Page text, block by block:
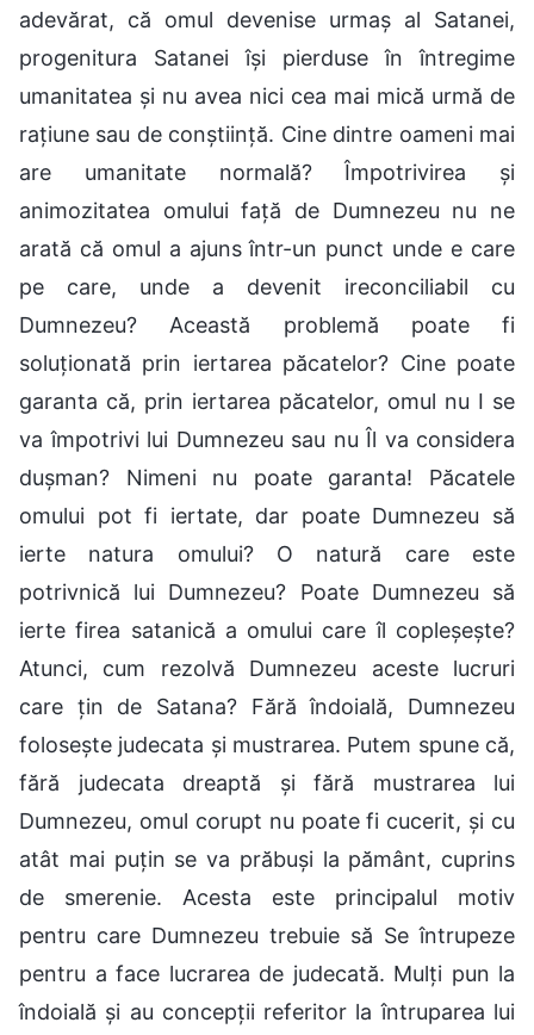
adevărat, că omul devenise urmaș al Satanei,
progenitura Satanei își pierduse în întregime
umanitatea și nu avea nici cea mai mică urmă de
rațiune sau de conștiință. Cine dintre oameni mai
are umanitate normală? Împotrivirea și
animozitatea omului față de Dumnezeu nu ne
arată că omul a ajuns într-un punct unde e care
pe care, unde a devenit ireconciliabil cu
Dumnezeu? Această problemă poate fi
soluționată prin iertarea păcatelor? Cine poate
garanta că, prin iertarea păcatelor, omul nu I se
va împotrivi lui Dumnezeu sau nu Îl va considera
dușman? Nimeni nu poate garanta! Păcatele
omului pot fi iertate, dar poate Dumnezeu să
ierte natura omului? O natură care este
potrivnică lui Dumnezeu? Poate Dumnezeu să
ierte firea satanică a omului care îl copleșește?
Atunci, cum rezolvă Dumnezeu aceste lucruri
care țin de Satana? Fără îndoială, Dumnezeu
folosește judecata și mustrarea. Putem spune că,
fără judecata dreaptă și fără mustrarea lui
Dumnezeu, omul corupt nu poate fi cucerit, și cu
atât mai puțin se va prăbuși la pământ, cuprins
de smerenie. Acesta este principalul motiv
pentru care Dumnezeu trebuie să Se întrupeze
pentru a face lucrarea de judecată. Mulți pun la
îndoială și au concepții referitor la întruparea lui